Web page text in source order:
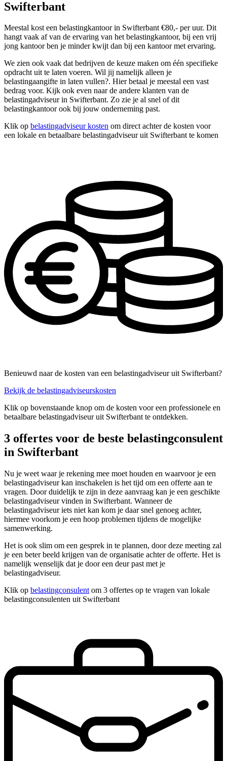
Swifterbant
Meestal kost een belastingkantoor in Swifterbant €80,- per uur. Dit
hangt vaak af van de ervaring van het belastingkantoor, bij een vrij
jong kantoor ben je minder kwijt dan bij een kantoor met ervaring.
We zien ook vaak dat bedrijven de keuze maken om één specifieke
opdracht uit te laten voeren. Wil jij namelijk alleen je
belastingaangifte in laten vullen?. Hier betaal je meestal een vast
bedrag voor. Kijk ook even naar de andere klanten van de
belastingadviseur in Swifterbant. Zo zie je al snel of dit
belastingkantoor ook bij jouw onderneming past.
Klik op belastingadviseur kosten om direct achter de kosten voor
een lokale en betaalbare belastingadviseur uit Swifterbant te komen
Benieuwd naar de kosten van een belastingadviseur uit Swifterbant?
Bekijk de belastingadviseurskosten
Klik op bovenstaande knop om de kosten voor een professionele en
betaalbare belastingadviseur uit Swifterbant te ontdekken.
3 offertes voor de beste belastingconsulent
in Swifterbant
Nu je weet waar je rekening mee moet houden en waarvoor je een
belastingadviseur kan inschakelen is het tijd om een offerte aan te
vragen. Door duidelijk te zijn in deze aanvraag kan je een geschikte
belastingadviseur vinden in Swifterbant. Wanneer de
belastingadviseur iets niet kan kom je daar snel genoeg achter,
hiermee voorkom je een hoop problemen tijdens de mogelijke
samenwerking.
Het is ook slim om een gesprek in te plannen, door deze meeting zal
je een beter beeld krijgen van de organisatie achter de offerte. Het is
namelijk wenselijk dat je door een deur past met je
belastingadviseur.
Klik op belastingconsulent om 3 offertes op te vragen van lokale
belastingconsulenten uit Swifterbant